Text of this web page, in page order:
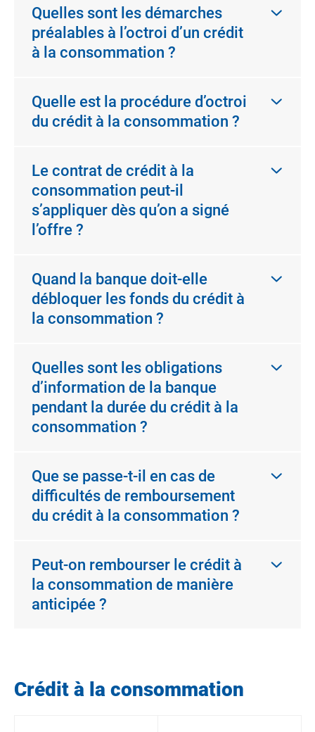
Quelles sont les démarches
préalables à l’octroi d’un crédit
à la consommation ?
Quelle est la procédure d’octroi
du crédit à la consommation ?
Le contrat de crédit à la
consommation peut-il
s’appliquer dès qu’on a signé
l’offre ?
Quand la banque doit-elle
débloquer les fonds du crédit à
la consommation ?
Quelles sont les obligations
d’information de la banque
pendant la durée du crédit à la
consommation ?
Que se passe-t-il en cas de
difficultés de remboursement
du crédit à la consommation ?
Peut-on rembourser le crédit à
la consommation de manière
anticipée ?
Crédit à la consommation